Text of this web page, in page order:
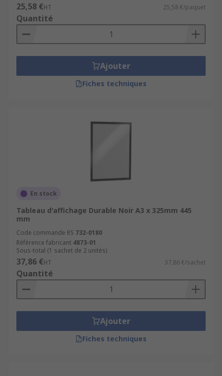
25,58 €HT 25,58 €/paquet
Quantité
Ajouter
Fiches techniques
En stock
Tableau d'affichage Durable Noir A3 x 325mm 445
mm
Code commande RS 732-0180
Référence fabricant 4873-01
Sous-total (1 sachet de 2 unités)
37,86 €HT 37,86 €/sachet
Quantité
Ajouter
Fiches techniques